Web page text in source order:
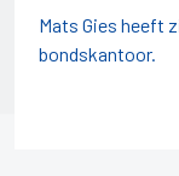
Mats Gies heeft
bondskantoor.